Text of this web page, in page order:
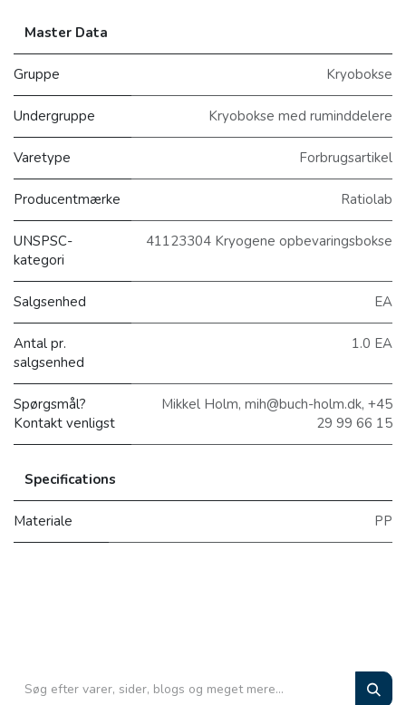
Master Data
Gruppe Kryobokse
Undergruppe Kryobokse med ruminddelere
Varetype Forbrugsartikel
Producentmærke Ratiolab
UNSPSC-
kategori
41123304 Kryogene opbevaringsbokse
Salgsenhed EA
Antal pr.
salgsenhed
1.0 EA
Spørgsmål?
Kontakt venligst
Mikkel Holm, mih@buch-holm.dk, +45
29 99 66 15
Specifications
Materiale PP